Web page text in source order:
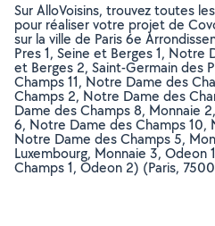
Sur AlloVoisins, trouvez toutes
pour réaliser votre projet de
sur la ville de Paris 6e
Pres 1, Seine et Berges 1, Notre
et Berges 2, Saint-Germain des
Champs 11, Notre Dame des
Champs 2, Notre Dame des
Dame des Champs 8, Monnaie
6, Notre Dame des Champs 10,
Notre Dame des Champs 5,
Luxembourg, Monnaie 3,
Champs 1, Odeon 2) (Paris,